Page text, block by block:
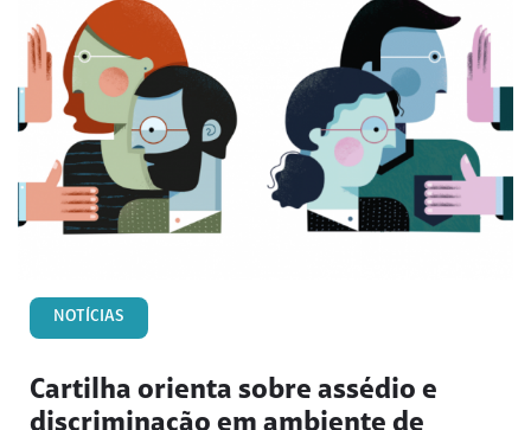
NOTÍCIAS
Cartilha orienta sobre assédio e
discriminação em ambiente de